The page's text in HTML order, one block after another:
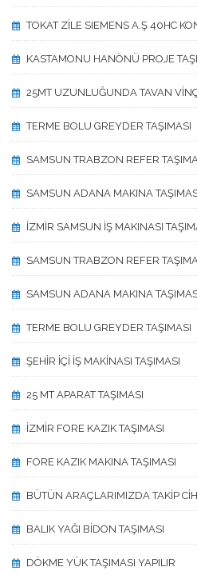
TOKAT ZİLE SIEMENS A.Ş 40HC
KASTAMONU HANÖNÜ PROJE
25MT UZUNLUĞUNDA TAVAN
TERME BOLU GREYDER TAŞIMASI
SAMSUN TRABZON REFER
SAMSUN ADANA MAKINA
İZMİR SAMSUN İŞ MAKINASI
SAMSUN TRABZON REFER
SAMSUN ADANA MAKINA
TERME BOLU GREYDER TAŞIMASI
ŞEHİR İÇİ İŞ MAKİNASI TAŞIMASI
25 MT APARAT TAŞIMASI
İZMİR FORE KAZIK TAŞIMASI
FORE KAZIK MAKINA TAŞIMASI
BÜTÜN ARAÇLARIMIZDA TAKİP
BALIK YAĞI BİDON TAŞIMASI
DÖKME YÜK TAŞIMASI YAPILIR